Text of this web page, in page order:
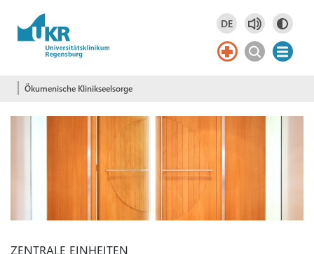
Springe zum Hauptinhalt DE
Deutsch
DE
Ökumenische Klinikseelsorge
ZENTRALE EINHEITEN